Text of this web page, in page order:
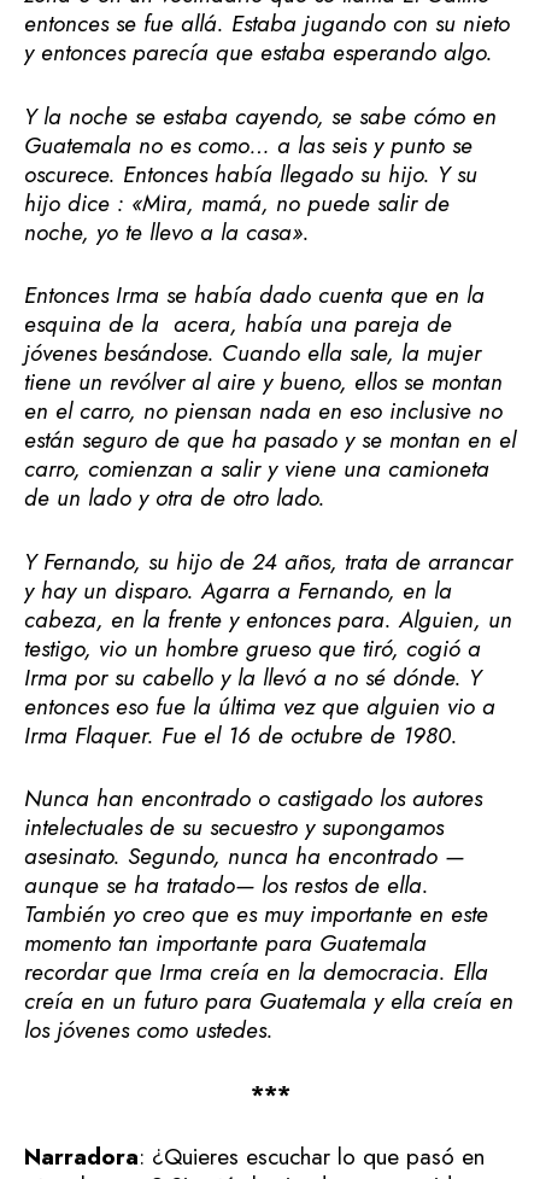
entonces se fue allá. Estaba jugando con su nieto
y entonces parecía que estaba esperando algo.
Y la noche se estaba cayendo, se sabe cómo en
Guatemala no es como… a las seis y punto se
oscurece. Entonces había llegado su hijo. Y su
hijo dice : «Mira, mamá, no puede salir de
noche, yo te llevo a la casa».
Entonces Irma se había dado cuenta que en la
esquina de la acera, había una pareja de
jóvenes besándose. Cuando ella sale, la mujer
tiene un revólver al aire y bueno, ellos se montan
en el carro, no piensan nada en eso inclusive no
están seguro de que ha pasado y se montan en el
carro, comienzan a salir y viene una camioneta
de un lado y otra de otro lado.
Y Fernando, su hijo de 24 años, trata de arrancar
y hay un disparo. Agarra a Fernando, en la
cabeza, en la frente y entonces para. Alguien, un
testigo, vio un hombre grueso que tiró, cogió a
Irma por su cabello y la llevó a no sé dónde. Y
entonces eso fue la última vez que alguien vio a
Irma Flaquer. Fue el 16 de octubre de 1980.
Nunca han encontrado o castigado los autores
intelectuales de su secuestro y supongamos
asesinato. Segundo, nunca ha encontrado —
aunque se ha tratado— los restos de ella.
También yo creo que es muy importante en este
momento tan importante para Guatemala
recordar que Irma creía en la democracia. Ella
creía en un futuro para Guatemala y ella creía en
los jóvenes como ustedes.
***
Narradora: ¿Quieres escuchar lo que pasó en